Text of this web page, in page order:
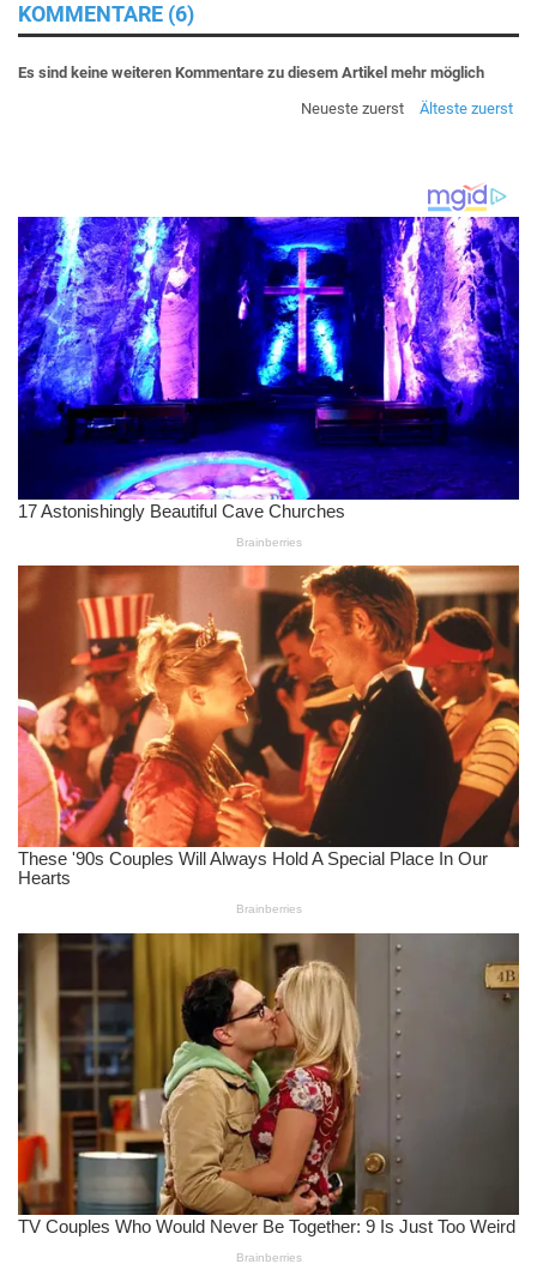
KOMMENTARE (6)
Es sind keine weiteren Kommentare zu diesem Artikel mehr möglich
Neueste zuerst
Älteste zuerst